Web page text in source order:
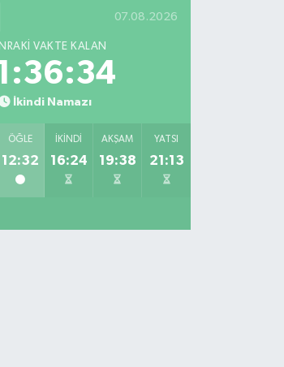
07.08.2026
VAKTE KALAN
İkindi Namazı
ÖĞLE
12:32
İKINDI
16:24
AKŞAM
19:38
YATSI
21:13